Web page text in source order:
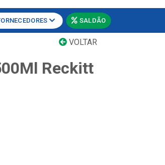
SALDÃO
VOLTAR
Reckitt